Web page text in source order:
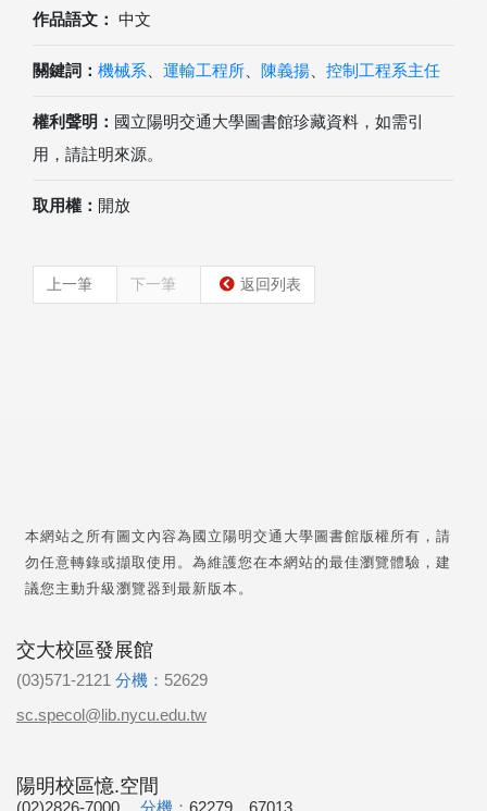
作品語文： 中文
關鍵詞： 機械系、 運輸工程所、 陳義揚、 控制工程系主任
權利聲明： 國立陽明交通大學圖書館珍藏資料，如需引
用，請註明來源。
取用權： 開放
上一筆 下一筆 返回列表
本網站之所有圖文內容為國立陽明交通大學圖書館版權所有，請
勿任意轉錄或擷取使用。為維護您在本網站的最佳瀏覽體驗，建
議您主動升級瀏覽器到最新版本。
交大校區發展館
(03)571-2121 分機： 52629
sc.specol@lib.nycu.edu.tw
陽明校區憶.空間